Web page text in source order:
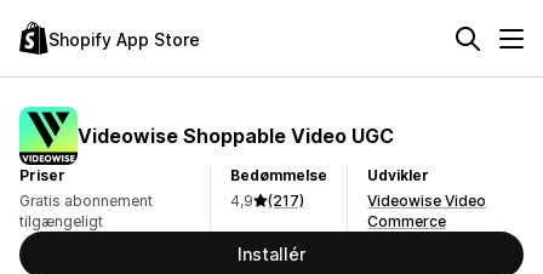
Shopify App Store
Videowise Shoppable Video UGC
Priser
Gratis abonnement
tilgængeligt
Bedømmelse
4,9
(217)
Udvikler
Videowise Video
Commerce
Installér